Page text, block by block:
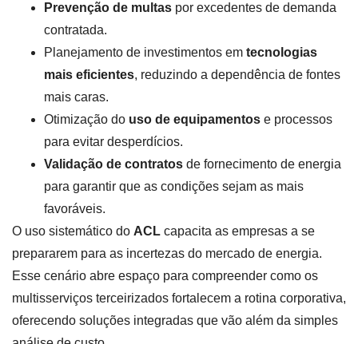
Prevenção de multas por excedentes de demanda
contratada.
Planejamento de investimentos em tecnologias
mais eficientes, reduzindo a dependência de fontes
mais caras.
Otimização do uso de equipamentos e processos
para evitar desperdícios.
Validação de contratos de fornecimento de energia
para garantir que as condições sejam as mais
favoráveis.
O uso sistemático do ACL capacita as empresas a se
prepararem para as incertezas do mercado de energia.
Esse cenário abre espaço para compreender como os
multisserviços terceirizados fortalecem a rotina corporativa,
oferecendo soluções integradas que vão além da simples